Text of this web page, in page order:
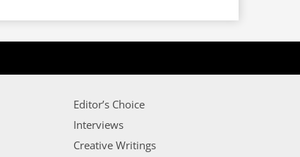
Editor’s Choice
Interviews
Creative Writings